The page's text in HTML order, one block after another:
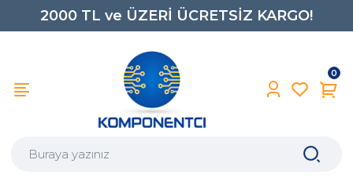
2000 TL ve ÜZERİ ÜCRETSİZ KARGO!
0850 242 0734
0